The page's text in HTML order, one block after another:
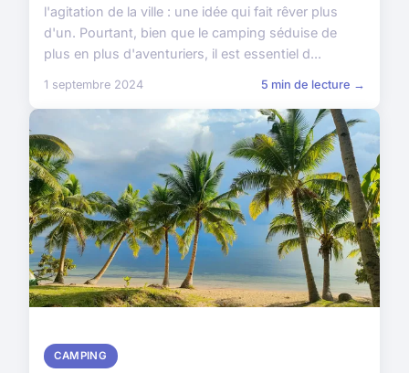
l'agitation de la ville : une idée qui fait rêver plus
d'un. Pourtant, bien que le camping séduise de
plus en plus d'aventuriers, il est essentiel d...
1 septembre 2024 5 min de lecture →
CAMPING